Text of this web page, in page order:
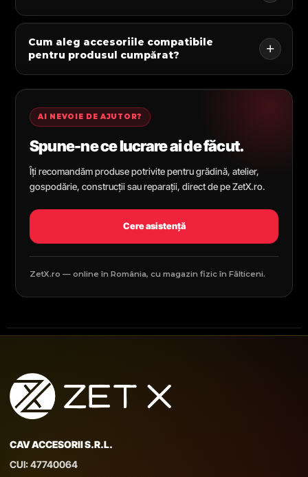
Cum aleg accesoriile compatibile
pentru produsul cumpărat?
AI NEVOIE DE AJUTOR?
Spune-ne ce lucrare ai de făcut.
Îți recomandăm produse potrivite pentru grădină, atelier,
gospodărie, construcții sau reparații, direct de pe ZetX.ro.
Cere asistență
ZetX.ro — online în România, cu magazin fizic în Fălticeni.
CAV ACCESORII S.R.L.
CUI: 47740064